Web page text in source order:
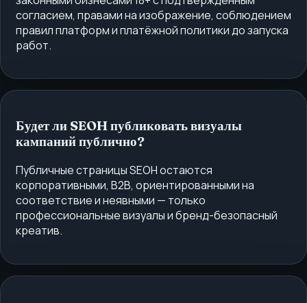
согласием, правами на изображение, соблюдением
правил платформ и платёжной политики до запуска
работ.
Будет ли SEOH публиковать визуалы
кампаний публично?
Публичные страницы SEOH остаются
корпоративными, B2B, ориентированными на
соответствие и неявными — только
профессиональные визуалы и бренд-безопасный
креатив.